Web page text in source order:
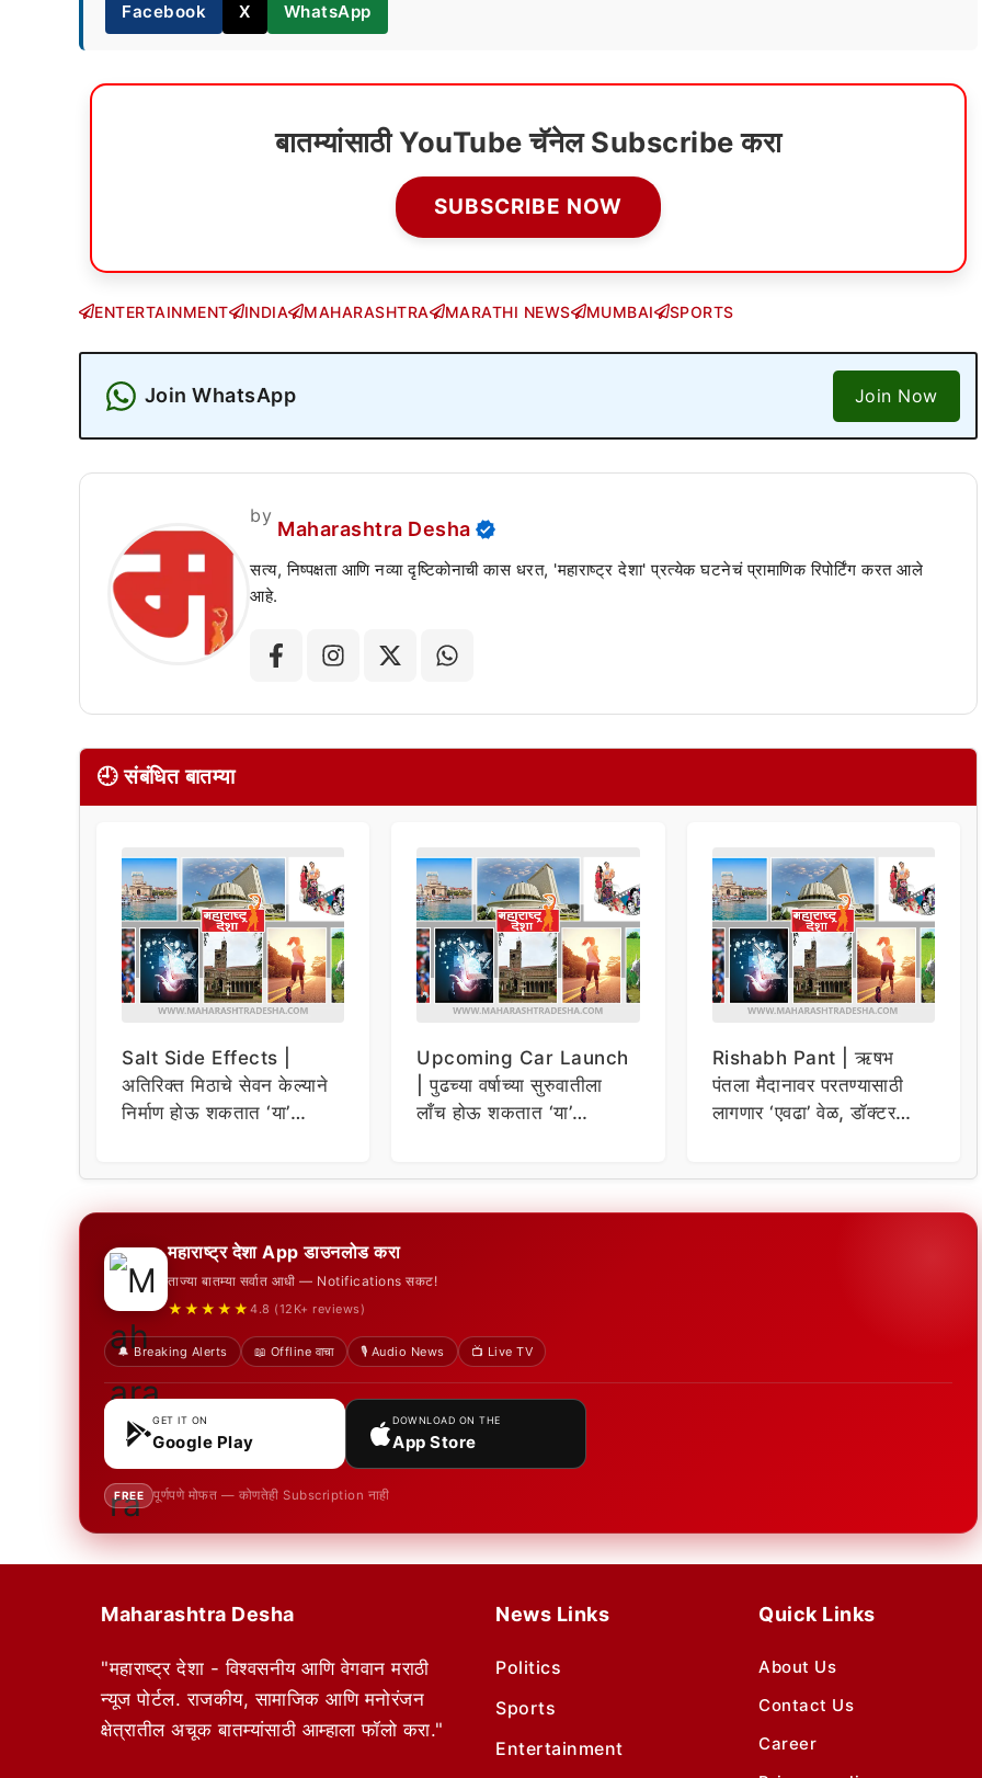
Facebook X WhatsApp
बातम्यांसाठी YouTube चॅनेल Subscribe करा
SUBSCRIBE NOW
ENTERTAINMENT INDIA MAHARASHTRA MARATHI NEWS MUMBAI SPORTS
Join WhatsApp Join Now
by
Maharashtra Desha
सत्य, निष्पक्षता आणि नव्या दृष्टिकोनाची कास धरत, 'महाराष्ट्र देशा' प्रत्येक घटनेचं प्रामाणिक रिपोर्टिंग करत आले
आहे.
🕘 संबंधित बातम्या
Salt Side Effects |
अतिरिक्त मिठाचे सेवन केल्याने
निर्माण होऊ शकतात ‘या’
Upcoming Car Launch
| पुढच्या वर्षाच्या सुरुवातीला
लाँच होऊ शकतात ‘या’
Rishabh Pant | ऋषभ
पंतला मैदानावर परतण्यासाठी
लागणार ‘एवढा’ वेळ, डॉक्टर
महाराष्ट्र देशा App डाउनलोड करा
ताज्या बातम्या सर्वात आधी — Notifications सकट!
★★★★★ 4.8 (12K+ reviews)
🔔 Breaking Alerts 📖 Offline वाचा 🎙️ Audio News 📺 Live TV
GET IT ON
Google Play
DOWNLOAD ON THE
App Store
FREE पूर्णपणे मोफत — कोणतेही Subscription नाही
Maharashtra Desha
"महाराष्ट्र देशा - विश्वसनीय आणि वेगवान मराठी
न्यूज पोर्टल. राजकीय, सामाजिक आणि मनोरंजन
क्षेत्रातील अचूक बातम्यांसाठी आम्हाला फॉलो करा."
News Links
Politics
Sports
Entertainment
Quick Links
About Us
Contact Us
Career